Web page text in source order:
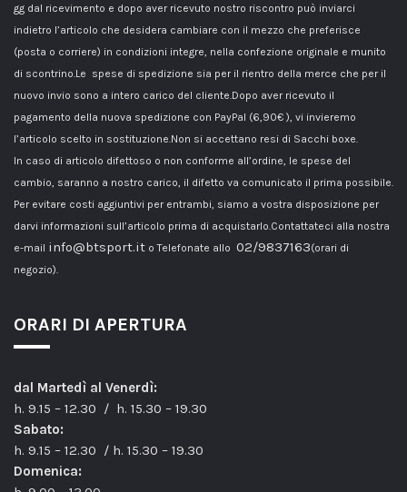
gg dal ricevimento e dopo aver ricevuto nostro riscontro può inviarci
indietro l’articolo che desidera cambiare con il mezzo che preferisce
(posta o corriere) in condizioni integre, nella confezione originale e munito
di scontrino.Le spese di spedizione sia per il rientro della merce che per il
nuovo invio sono a intero carico del cliente.Dopo aver ricevuto il
pagamento della nuova spedizione con PayPal (6,90€ ), vi invieremo
l’articolo scelto in sostituzione.Non si accettano resi di Sacchi boxe.
In caso di articolo difettoso o non conforme all’ordine, le spese del
cambio, saranno a nostro carico, il difetto va comunicato il prima possibile.
Per evitare costi aggiuntivi per entrambi, siamo a vostra disposizione per
darvi informazioni sull’articolo prima di acquistarlo.Contattateci alla nostra
e-mail info@btsport.it o Telefonate allo 02/9837163(orari di
negozio).
ORARI DI APERTURA
dal Martedì al Venerdì:
h. 9.15 – 12.30 / h. 15.30 – 19.30
Sabato:
h. 9.15 – 12.30 / h. 15.30 – 19.30
Domenica: